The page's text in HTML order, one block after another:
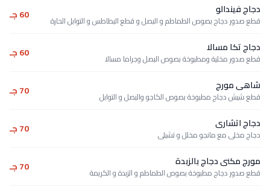
دجاج فيندالو
قطع صدور دجاج بصوص الطماطم و البصل و قطع البطاطس و التوابل الحارة 60 جـ
دجاج تكا مسالا
قطع صدور مخلية ومطبوخة بصوص البصل وجراما مسالا 60 جـ
شاهى مورج
قطع شيش دجاج مطبوخة بصوص الكاجو والبصل و التوابل 70 جـ
دجاج اتشارى
دجاج مخلى مع مانجو مخلل و تشيلى 70 جـ
مورج مكنى دجاج بالزبدة
قطع صدور دجاج مطبوخة بصوص الطماطم و الزبدة و الكريمة 70 جـ